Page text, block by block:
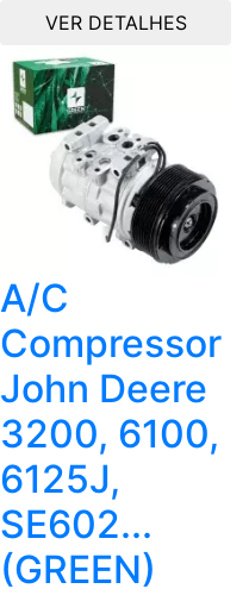
VER DETALHES
A/C
Compressor
John Deere
3200, 6100,
6125J,
SE602...
(GREEN)